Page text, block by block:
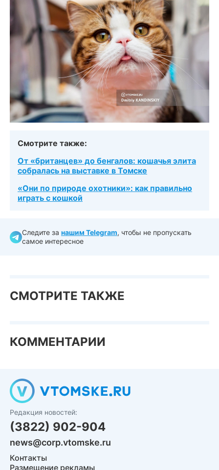
Смотрите также:
От «британцев» до бенгалов: кошачья элита
собралась на выставке в Томске
«Они по природе охотники»: как правильно
играть с кошкой
Следите за нашим Telegram, чтобы не пропускать
самое интересное
СМОТРИТЕ ТАКЖЕ
КОММЕНТАРИИ
Редакция новостей:
(3822) 902-904
news@corp.vtomske.ru
Контакты
Размещение рекламы